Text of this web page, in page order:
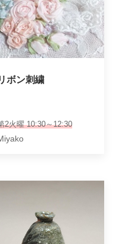
ボン刺繍
2火曜 10:30～12:30